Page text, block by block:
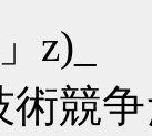
z)_
競